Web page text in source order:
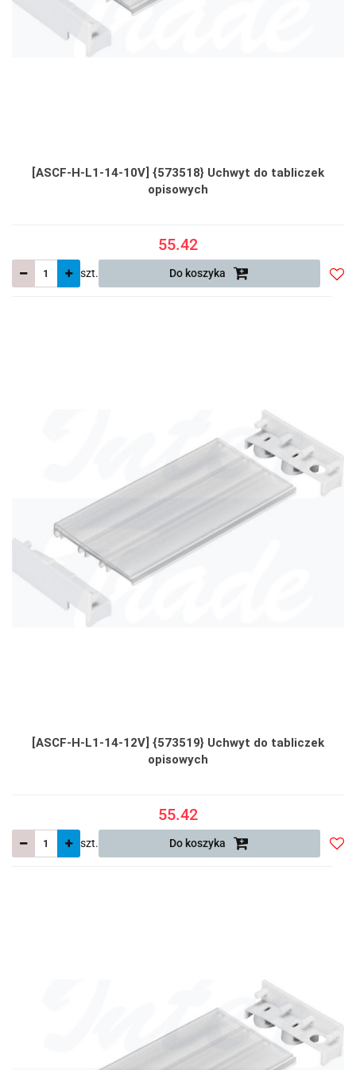
[ASCF-H-L1-14-10V] {573518} Uchwyt do tabliczek
opisowych
55.42
szt. Do koszyka
[ASCF-H-L1-14-12V] {573519} Uchwyt do tabliczek
opisowych
55.42
szt. Do koszyka